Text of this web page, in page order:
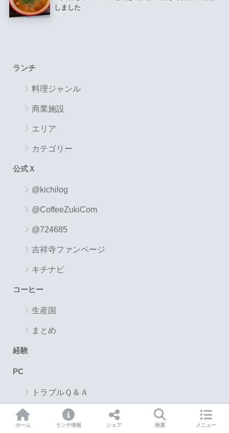
しました
ランチ
料理ジャンル
商業施設
エリア
カテゴリー
公式Ｘ
@kichilog
@CoffeeZukiCom
@724685
吉祥寺ファンページ
キチナビ
コーヒー
生産国
まとめ
経験
PC
トラブルＱ＆Ａ
パソコン用語解説
ホーム ランチ情報 シェア 検索 メニュー